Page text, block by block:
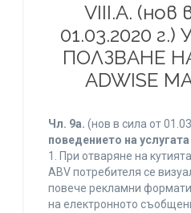
VIII.A. (нов
01.03.2020
ПОЛЗВАНЕ
ADWISE
Чл. 9а. (нов в сила от
поведението на
1. При отваряне на
ABV потребителя се
повече рекламни
на електронното